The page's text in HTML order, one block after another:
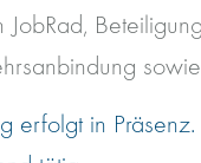
erfolgt in